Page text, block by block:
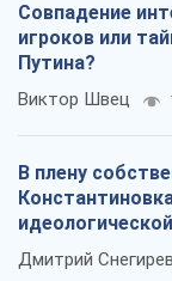
Совпадение
игроков или
Путина?
Виктор Швец
В плену
российских
Дмитрий Снегирев